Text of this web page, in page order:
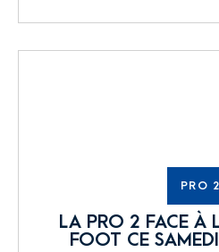
PRO 2
LA PRO 2 FACE À
FOOT CE